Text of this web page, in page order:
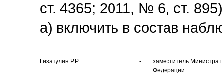
ст. 4365; 2011, № 6, ст.
а) включить в состав
Гизатулин P.P. -
заместитель Министра
Федерации